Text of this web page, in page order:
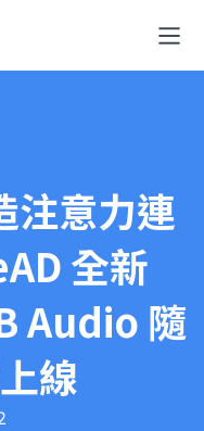
注意力連
全新
Audio 隨
線